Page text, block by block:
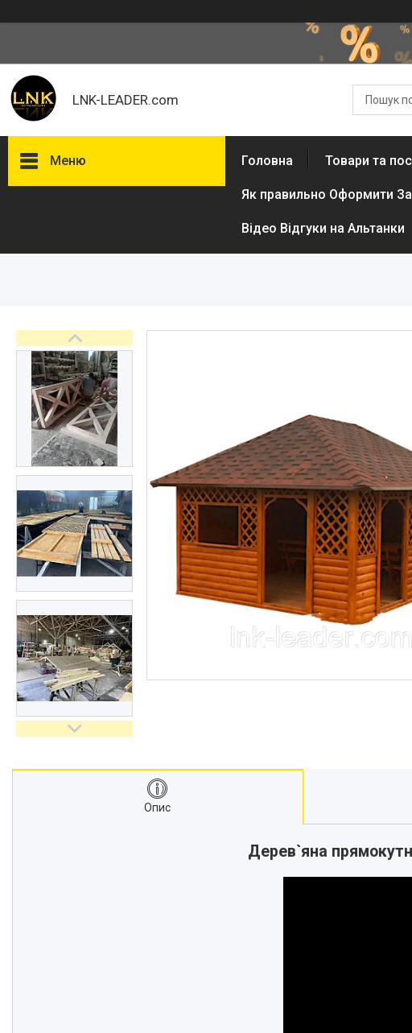
LNK-LEADER.com
Меню
Фотогалерея
Головна Товари та
Як правильно Оформити
Відео Відгуки на Альтанки
Опис
Дерев`яна